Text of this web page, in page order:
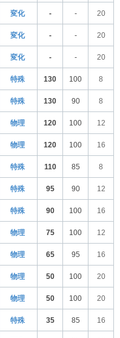
変化 - - 20
変化 - - 20
変化 - - 20
特殊 130 100 8
特殊 130 90 8
物理 120 100 12
物理 120 100 16
特殊 110 85 8
特殊 95 90 12
特殊 90 100 16
物理 75 100 12
物理 65 95 16
物理 50 100 20
物理 50 100 20
特殊 35 85 16